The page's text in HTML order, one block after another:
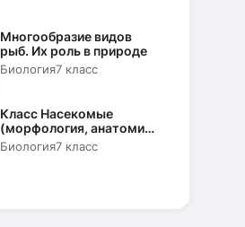
Многообразие видов
рыб. Их роль в природе
Биология7 класс
Класс Насекомые
(морфология, анатомия
и физиология)
Биология7 класс